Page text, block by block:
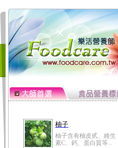
柚子
柚子含有柚皮甙、維生
素C、鈣、蛋白質等...